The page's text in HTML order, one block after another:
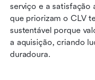
serviço e a satisfação
que priorizam o CLV
sustentável porque
a aquisição, criando
duradoura.